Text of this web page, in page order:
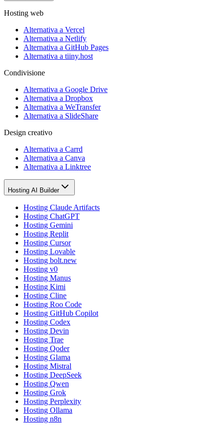
Hosting web
Alternativa a Vercel
Alternativa a Netlify
Alternativa a GitHub Pages
Alternativa a tiiny.host
Condivisione
Alternativa a Google Drive
Alternativa a Dropbox
Alternativa a WeTransfer
Alternativa a SlideShare
Design creativo
Alternativa a Carrd
Alternativa a Canva
Alternativa a Linktree
Hosting AI Builder
Hosting Claude Artifacts
Hosting ChatGPT
Hosting Gemini
Hosting Replit
Hosting Cursor
Hosting Lovable
Hosting bolt.new
Hosting v0
Hosting Manus
Hosting Kimi
Hosting Cline
Hosting Roo Code
Hosting GitHub Copilot
Hosting Codex
Hosting Devin
Hosting Trae
Hosting Qoder
Hosting Glama
Hosting Mistral
Hosting DeepSeek
Hosting Qwen
Hosting Grok
Hosting Perplexity
Hosting Ollama
Hosting n8n